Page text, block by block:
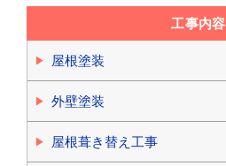
工事内容
屋根塗装
外壁塗装
屋根葺き替え工事